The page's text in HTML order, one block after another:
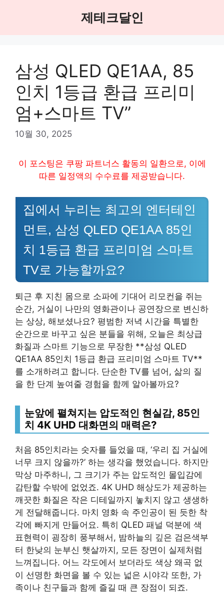
제테크달인
삼성 QLED QE1AA, 85
인치 1등급 환급 프리미
엄+스마트 TV”
10월 30, 2025
이 포스팅은 쿠팡 파트너스 활동의 일환으로, 이에
따른 일정액의 수수료를 제공받습니다.
집에서 누리는 최고의 엔터테인
먼트, 삼성 QLED QE1AA 85인
치 1등급 환급 프리미엄 스마트
TV로 가능할까요?
퇴근 후 지친 몸으로 소파에 기대어 리모컨을 쥐는
순간, 거실이 나만의 영화관이나 공연장으로 변신하
는 상상, 해보셨나요? 평범한 저녁 시간을 특별한
순간으로 바꾸고 싶은 분들을 위해, 오늘은 최상급
화질과 스마트 기능으로 무장한 **삼성 QLED
QE1AA 85인치 1등급 환급 프리미엄 스마트 TV**
를 소개하려고 합니다. 단순한 TV를 넘어, 삶의 질
을 한 단계 높여줄 경험을 함께 알아볼까요?
눈앞에 펼쳐지는 압도적인 현실감, 85인
치 4K UHD 대화면의 매력은?
처음 85인치라는 숫자를 들었을 때, ‘우리 집 거실에
너무 크지 않을까?’ 하는 생각을 했었습니다. 하지만
막상 마주하니, 그 크기가 주는 압도적인 몰입감에
감탄할 수밖에 없었죠. 4K UHD 해상도가 제공하는
깨끗한 화질은 작은 디테일까지 놓치지 않고 생생하
게 전달해줍니다. 마치 영화 속 주인공이 된 듯한 착
각에 빠지게 만들어요. 특히 QLED 패널 덕분에 색
표현력이 굉장히 풍부해서, 밤하늘의 깊은 검은색부
터 한낮의 눈부신 햇살까지, 모든 장면이 실제처럼
느껴집니다. 어느 각도에서 보더라도 색상 왜곡 없
이 선명한 화면을 볼 수 있는 넓은 시야각 또한, 가
족이나 친구들과 함께 즐길 때 큰 장점이 되죠.